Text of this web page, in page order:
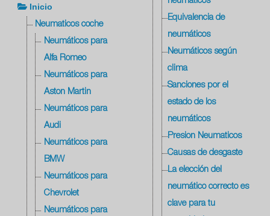
Inicio
Neumaticos coche
Neumáticos para
Alfa Romeo
Neumáticos para
Aston Martin
Neumáticos para
Audi
Neumáticos para
BMW
Neumáticos para
Chevrolet
Neumáticos para
Equivalencia de
neumáticos
Neumáticos según
clima
Sanciones por el
estado de los
neumáticos
Presion Neumaticos
Causas de desgaste
La elección del
neumático correcto es
clave para tu